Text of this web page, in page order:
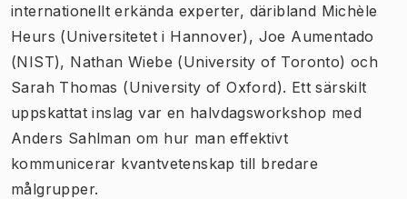
internationellt erkända experter, däribland Michèle
Heurs (Universitetet i Hannover), Joe Aumentado
(NIST), Nathan Wiebe (University of Toronto) och
Sarah Thomas (University of Oxford). Ett särskilt
uppskattat inslag var en halvdagsworkshop med
Anders Sahlman om hur man effektivt
kommunicerar kvantvetenskap till bredare
målgrupper.